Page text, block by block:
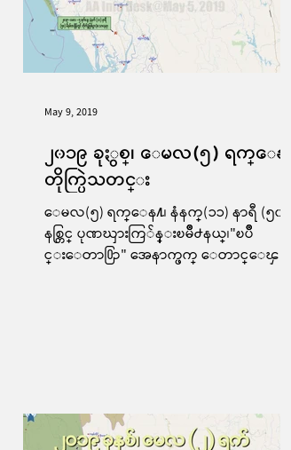
၂၀၁၉ ခုႏွစ္၊ ေမလ(၅) ရက္ေန႔
တိုက္ပြဲသတင္း
ေမလ(၅) ရက္ေန႔၊ နံနက္(၁၁) နာရီ (၅၀) မိ
နစ္တြင္ ပုဏၰားကြ်န္းၿမိဳ႕နယ္၊"ၿပိဳ
င္းေတာ႐ြာ" အေနာက္ဖက္ ေတာင္ေၾ
May 9, 2019